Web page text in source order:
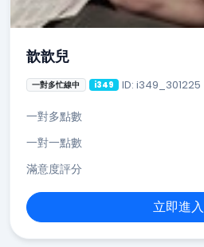
歆歆兒
一對多忙線中 i349 ID: i349_301225
一對多點數
一對一點數
滿意度評分
立即進入